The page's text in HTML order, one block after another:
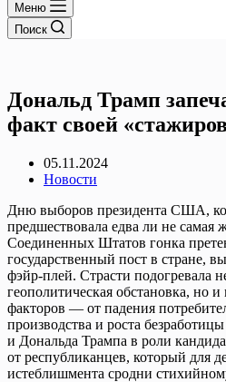
Меню
Поиск
Дональд Трамп
факт своей
05.11.2024
Новости
Дню выборов президента США,
предшествовала едва ли не самая
Соединенных Штатов гонка
государственный пост в стране,
фэйр-плей. Страсти подогревала
геополитическая обстановка, но
факторов — от падения
производства и роста
и Дональда Трампа в роли
от республиканцев, который для
истеблишмента сродни